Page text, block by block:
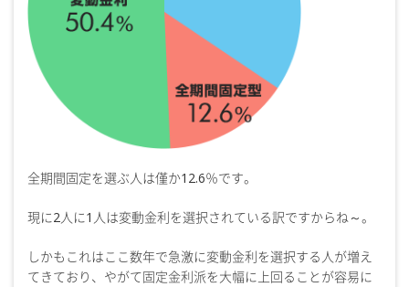
全期間固定を選ぶ人は僅か12.6％です。
現に2人に1人は変動金利を選択されている訳ですからね～。
しかもこれはここ数年で急激に変動金利を選択する人が増え
てきており、やがて固定金利派を大幅に上回ることが容易に